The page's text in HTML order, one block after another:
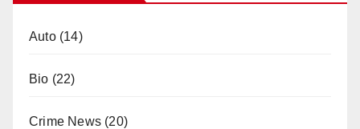
Auto(14)
Bio (22)
Crime News (20)